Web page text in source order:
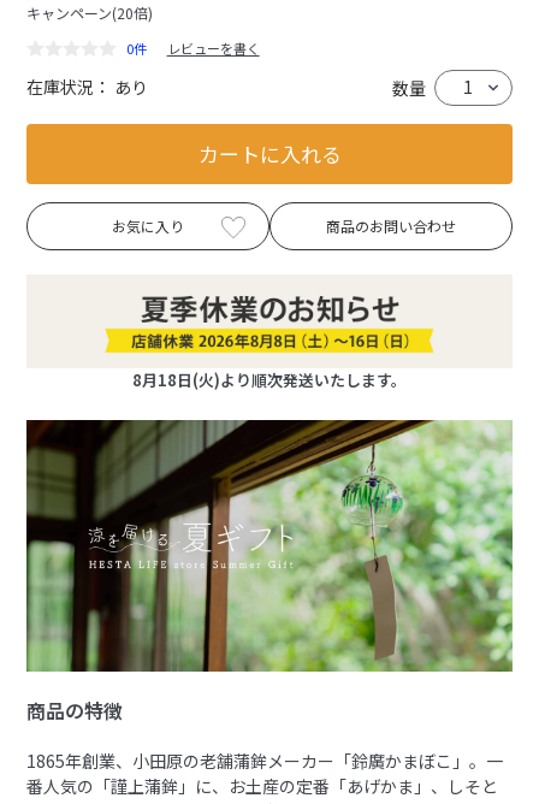
キャンペーン(20倍)
0件 レビューを書く
在庫状況： あり 数量
カートに入れる
お気に入り 商品のお問い合わせ
8月18日(火)より順次発送いたします。
商品の特徴
1865年創業、小田原の老舗蒲鉾メーカー「鈴廣かまぼこ」。一
番人気の「謹上蒲鉾」に、お土産の定番「あげかま」、しそと